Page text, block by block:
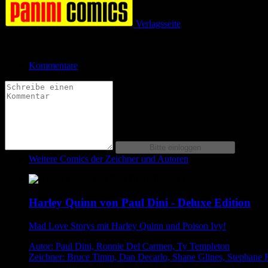
Verlagsseite
Kommentare
Weitere Comics der Zeichner und Autoren
Harley Quinn von Paul Dini - Deluxe Edition
Mad Love Storys mit Harley Quinn und Poison Ivy!
Autor: Paul Dini, Ronnie Del Carmen, Ty Templeton
Zeichner: Bruce Timm, Dan Decarlo, Shane Glines, Stephane